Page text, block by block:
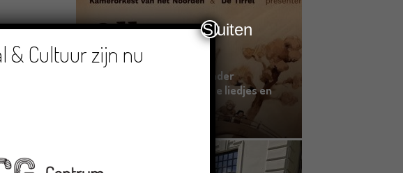
Crowdfunding voor bijzonder
kinderboek met Groningse liedjes en
& Cultuur zijn nu
Sluiten